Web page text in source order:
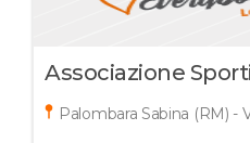
Associazione
365 Combat
Palombara Sabina (RM) -